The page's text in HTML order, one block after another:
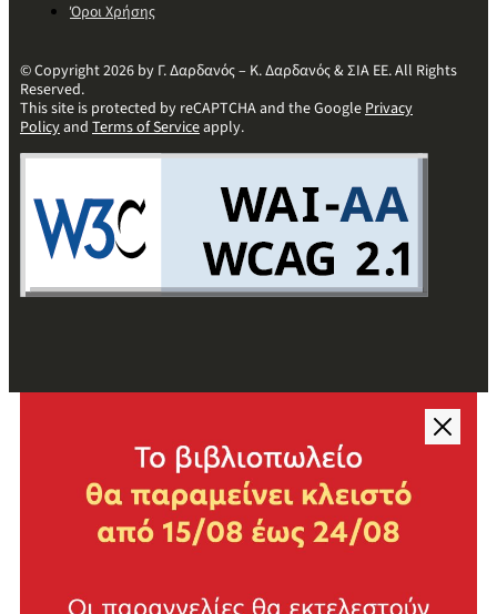
Όροι Χρήσης
© Copyright 2026 by Γ. Δαρδανός – Κ. Δαρδανός & ΣΙΑ ΕΕ. All Rights
Reserved.
This site is protected by reCAPTCHA and the GooglePrivacy
Policyand Terms of Serviceapply.